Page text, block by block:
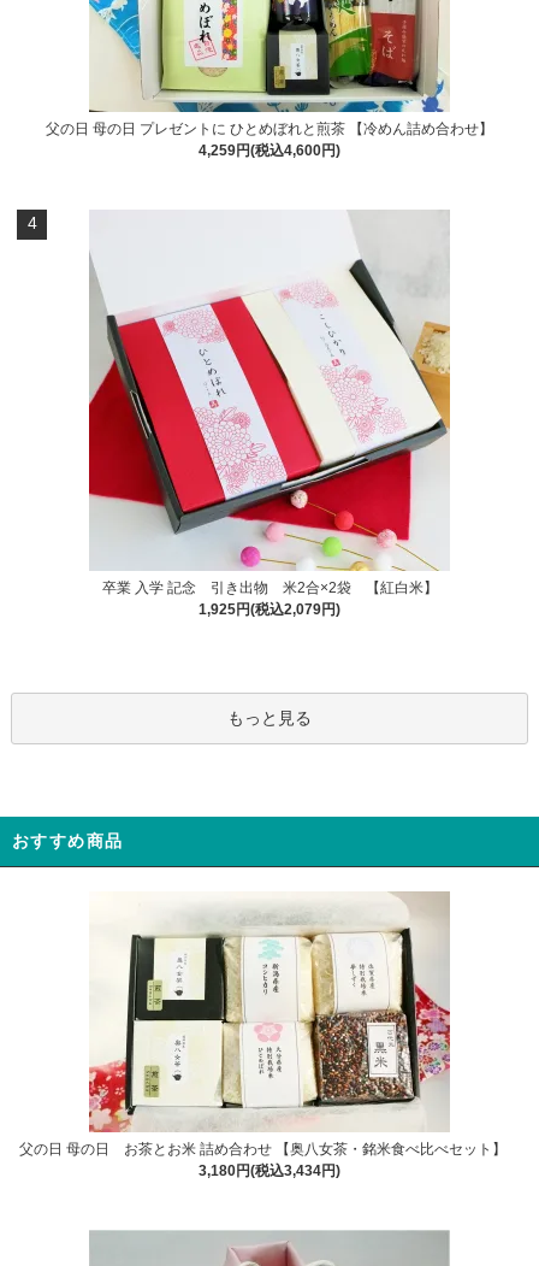
父の日 母の日 プレゼントに ひとめぼれと煎茶 【冷めん詰め合わせ】
4,259円(税込4,600円)
4
卒業 入学 記念 引き出物 米2合×2袋 【紅白米】
1,925円(税込2,079円)
もっと見る
おすすめ商品
父の日 母の日 お茶とお米 詰め合わせ 【奥八女茶・銘米食べ比べセット】
3,180円(税込3,434円)